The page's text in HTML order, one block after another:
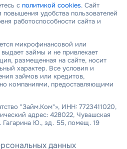
с политикой cookies. Сайт
удобства пользователей
работоспособности сайта и
микрофинансовой или
займы и не привлекает
размещенная на сайте, носит
характер. Все условия и
займов или кредитов,
компаниями, предоставляющими
"Займ.Ком"», ИНН: 7723411020,
адрес: 428022, Чувашская
Гагарина Ю., зд. 55, помещ. 19
данных